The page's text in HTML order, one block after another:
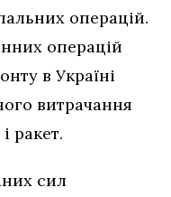
операцій.
операцій
в Україні
витрачання
ракет.
сил